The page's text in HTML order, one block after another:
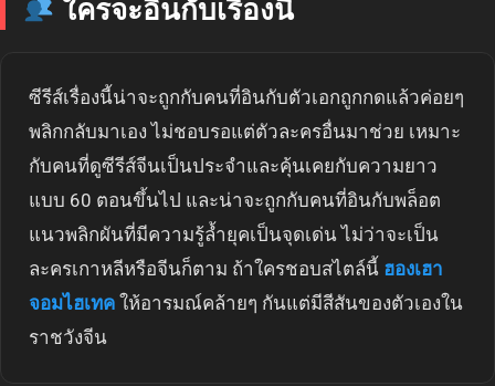
ใครจะอินกับเรื่องนี้
ซีรีส์เรื่องนี้น่าจะถูกกับคนที่อินกับตัวเอกถูกกดแล้วค่อยๆ
พลิกกลับมาเอง ไม่ชอบรอแต่ตัวละครอื่นมาช่วย เหมาะ
กับคนที่ดูซีรีส์จีนเป็นประจำและคุ้นเคยกับความยาว
แบบ 60 ตอนขึ้นไป และน่าจะถูกกับคนที่อินกับพล็อต
แนวพลิกผันที่มีความรู้ล้ำยุคเป็นจุดเด่น ไม่ว่าจะเป็น
ละครเกาหลีหรือจีนก็ตาม ถ้าใครชอบสไตล์นี้ ฮองเฮา
จอมไฮเทค ให้อารมณ์คล้ายๆ กันแต่มีสีสันของตัวเองใน
ราชวังจีน